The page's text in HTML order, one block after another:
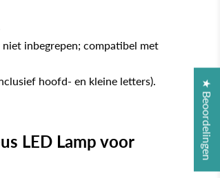
inbegrepen; compatibel met
hoofd- en kleine letters).
LED Lamp voor
★ Beoordelingen